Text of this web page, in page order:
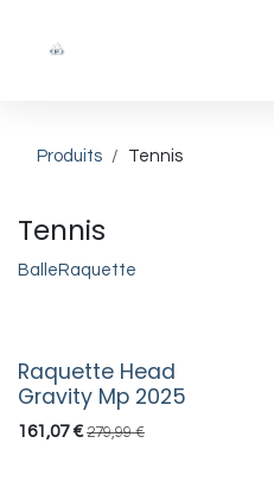
Produits Tennis
Tennis
Balle Raquette
Raquette Head
Gravity Mp 2025
161,07€ 279,99€